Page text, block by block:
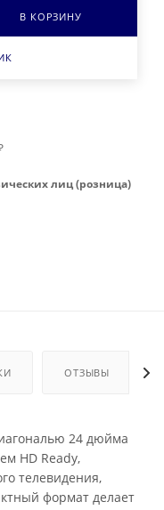
В КОРЗИНУ
лиц (розница)
ОТЗЫВЫ
24 дюйма
HD Ready,
телевидения,
формат делает